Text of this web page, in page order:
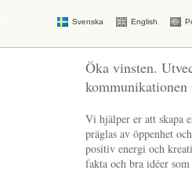
Svenska English
Öka vinsten.
kommunikationen
Vi hjälper er att skapa
präglas av öppenhet
positiv energi och
fakta och bra idéer